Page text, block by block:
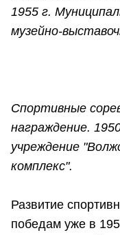
1955 г.
музейно-
Спортивные
награждение.
учреждение
комплекс".
Развитие
победам уже в